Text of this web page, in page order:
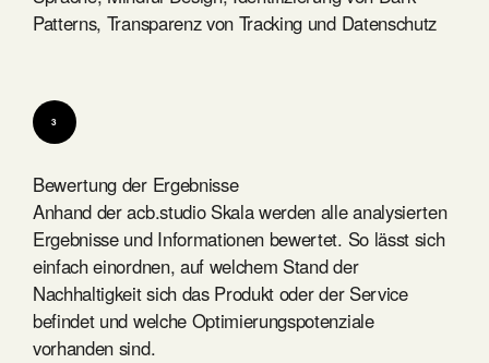
Patterns, Transparenz von Tracking und Datenschutz
3
Bewertung der Ergebnisse
Anhand der acb.studio Skala werden alle analysierten
Ergebnisse und Informationen bewertet. So lässt sich
einfach einordnen, auf welchem Stand der
Nachhaltigkeit sich das Produkt oder der Service
befindet und welche Optimierungspotenziale
vorhanden sind.